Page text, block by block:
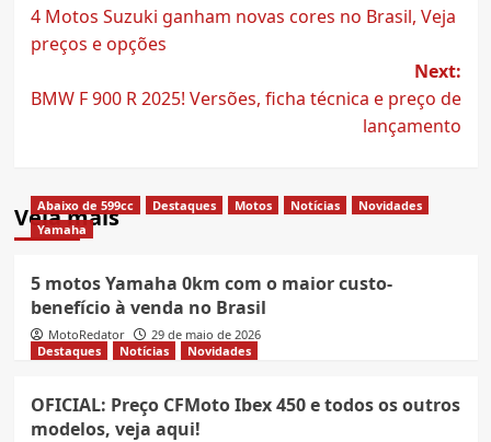
navigation
4 Motos Suzuki ganham novas cores no Brasil, Veja
preços e opções
Next:
BMW F 900 R 2025! Versões, ficha técnica e preço de
lançamento
Veja mais
Abaixo de 599cc Destaques Motos Notícias
Novidades
Yamaha
5 motos Yamaha 0km com o maior custo-
benefício à venda no Brasil
MotoRedator
29 de maio de 2026
Destaques
Notícias Novidades
OFICIAL: Preço CFMoto Ibex 450 e todos os outros
modelos, veja aqui!